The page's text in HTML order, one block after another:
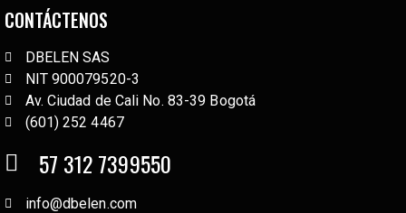
CONTÁCTENOS
DBELEN SAS
NIT 900079520-3
Av. Ciudad de Cali No. 83-39 Bogotá
(601) 252 4467
57 312 7399550
info@dbelen.com